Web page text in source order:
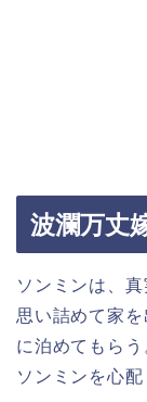
波瀾万丈
ソンミンは、
思い詰めて家
に泊めてもらう
ソンミンを心